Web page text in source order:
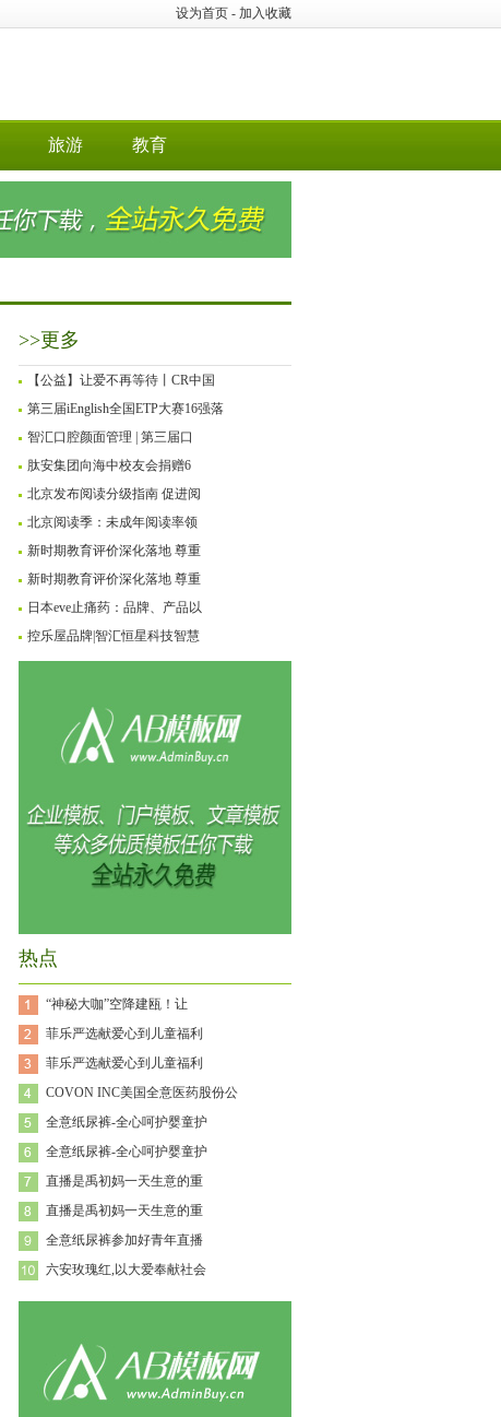
设为首页 - 加入收藏
旅游 教育
>>更多
【公益】让爱不再等待丨CR中国
第三届iEnglish全国ETP大赛16强落
智汇口腔颜面管理 | 第三届口
肽安集团向海中校友会捐赠6
北京发布阅读分级指南 促进阅
北京阅读季：未成年阅读率领
新时期教育评价深化落地 尊重
新时期教育评价深化落地 尊重
日本eve止痛药：品牌、产品以
控乐屋品牌|智汇恒星科技智慧
热点
“神秘大咖”空降建瓯！让
菲乐严选献爱心到儿童福利
菲乐严选献爱心到儿童福利
COVON INC美国全意医药股份公
全意纸尿裤-全心呵护婴童护
全意纸尿裤-全心呵护婴童护
直播是禹初妈一天生意的重
直播是禹初妈一天生意的重
全意纸尿裤参加好青年直播
六安玫瑰红,以大爱奉献社会